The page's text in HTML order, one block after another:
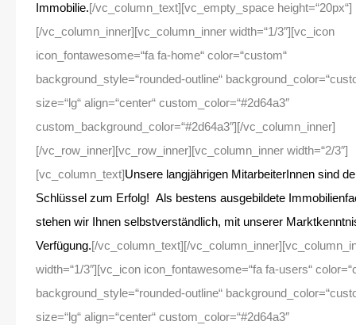
Immobilie.[/vc_column_text][vc_empty_space height=“20px“]
[/vc_column_inner][vc_column_inner width=“1/3″][vc_icon
icon_fontawesome=“fa fa-home“ color=“custom“
background_style=“rounded-outline“
size=“lg“ align=“center“ custom_color=“#2d64a3″
custom_background_color=“#2d64a3″][/vc_column_inner]
[/vc_row_inner][vc_row_inner][vc_column_inner width=“2/3″]
[vc_column_text]Unsere langjährigen MitarbeiterInnen sind
Schlüssel zum Erfolg! Als bestens ausgebildete
stehen wir Ihnen selbstverständlich, mit unserer
Verfügung.[/vc_column_text][/
width=“1/3″][vc_icon icon_fontawesome=“fa fa-users“
background_style=“rounded-outline“
size=“lg“ align=“center“ custom_color=“#2d64a3″